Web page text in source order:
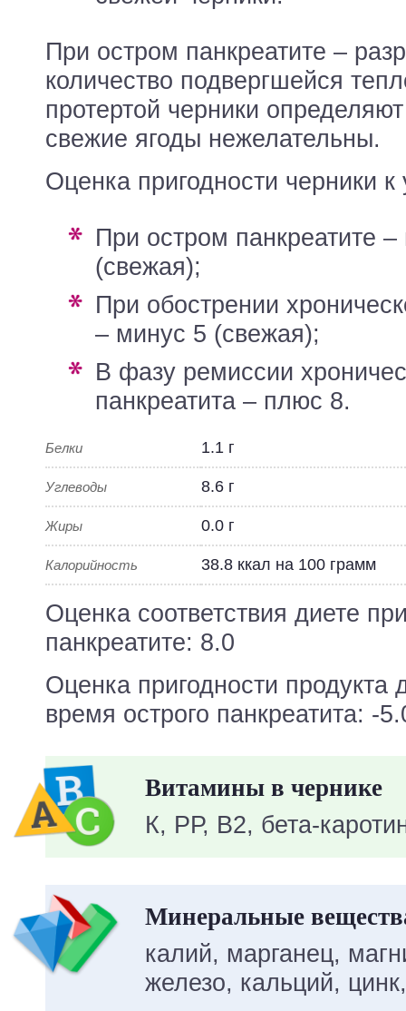
При остром панкреатите –
количество подвергшейся
протертой черники
свежие ягоды нежелательны.
Оценка пригодности черники
при остром панкреатите – минус 5
(свежая);
при обострении хронического панкреатита
– минус 5 (свежая);
в фазу ремиссии хронического
панкреатита – плюс 8.
Белки 1.1 г
Углеводы 8.6 г
Жиры 0.0 г
Калорийность 38.8 ккал на 100 грамм
Оценка соответствия диете
панкреатите: 8.0
Оценка пригодности продукта
время острого панкреатита: -
Витамины в чернике
К, PР, B2, бета-
Минеральные
калий, марганец,
железо, кальций,